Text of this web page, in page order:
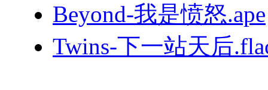
Beyond-我是愤怒.ape
Twins-下一站天后